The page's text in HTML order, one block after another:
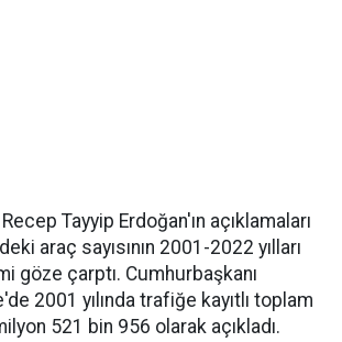
Tayyip Erdoğan'ın açıklamaları
araç sayısının 2001-2022 yılları
göze çarptı. Cumhurbaşkanı
2001 yılında trafiğe kayıtlı toplam
521 bin 956 olarak açıkladı.